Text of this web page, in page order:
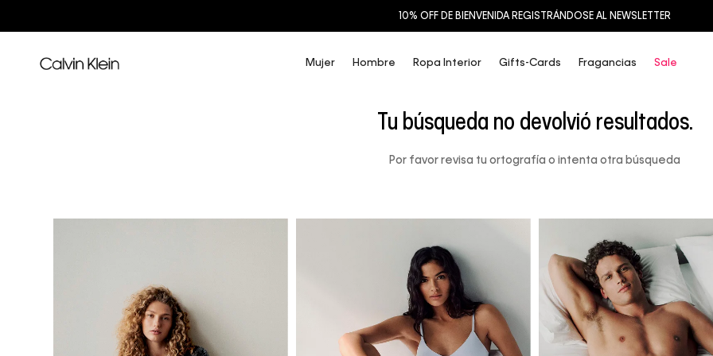
10% OFF DE BIENVENIDA REGISTRÁNDOSE AL NEWSLETTER
Mujer Hombre Ropa Interior Gifts-Cards Fragancias Sale
Tu búsqueda no devolvió resultados.
Por favor revisa tu ortografía o intenta otra búsqueda